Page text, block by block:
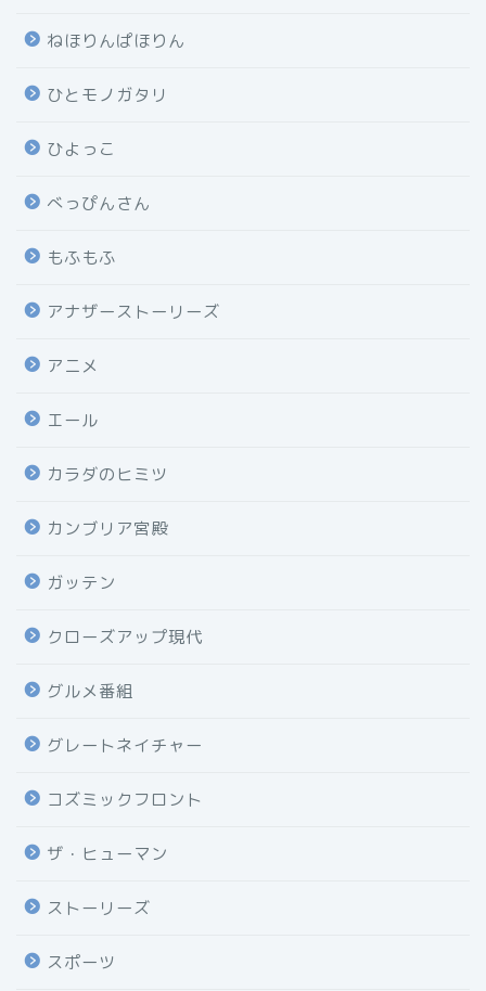
ねほりんぱほりん
ひとモノガタリ
ひよっこ
べっぴんさん
もふもふ
アナザーストーリーズ
アニメ
エール
カラダのヒミツ
カンブリア宮殿
ガッテン
クローズアップ現代
グルメ番組
グレートネイチャー
コズミックフロント
ザ・ヒューマン
ストーリーズ
スポーツ